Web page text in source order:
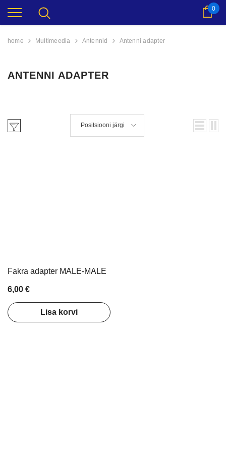
0
home Multimeedia Antennid Antenni adapter
ANTENNI ADAPTER
Positsiooni järgi
Fakra adapter MALE-MALE
6,00 €
Lisa korvi